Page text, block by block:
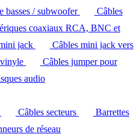
basses / subwoofer
Câbles
coaxiaux RCA, BNC et
jack
Câbles mini jack vers
Câbles jumper pour
audio
Câbles secteurs
Barrettes
de réseau